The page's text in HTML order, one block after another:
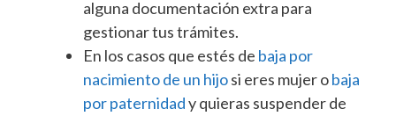
alguna documentación extra para
gestionar tus trámites.
En los casos que estés de baja por
nacimiento de un hijosi eres mujer obaja
por paternidady quieras suspender de